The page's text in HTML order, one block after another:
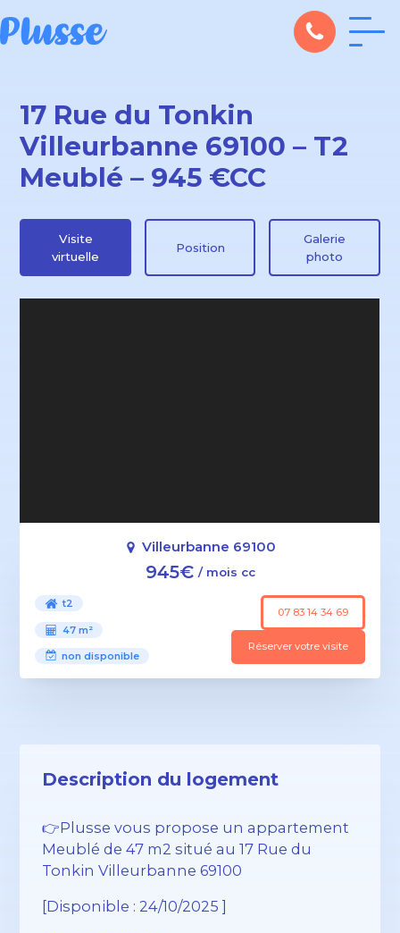
17 Rue du Tonkin
Villeurbanne 69100 – T2
Meublé – 945 €CC
Visite
virtuelle
Position
Galerie
photo
Villeurbanne 69100
945€ / mois cc
t2
47 m²
non disponible
07 83 14 34 69
Réserver votre visite
Description du logement
👉Plusse vous propose un appartement
Meublé de 47 m2 situé au 17 Rue du
Tonkin Villeurbanne 69100
[Disponible : 24/10/2025 ]